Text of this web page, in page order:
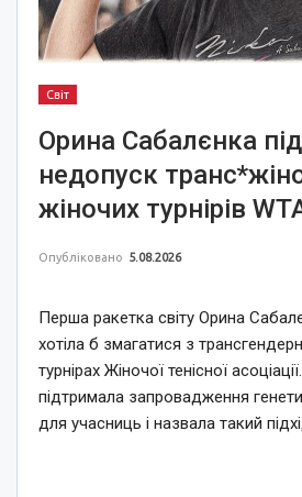
Світ
Орина Сабалєнка
недопуск
жіночих турнірів
Опубліковано 5.08.2026
Перша ракетка світу Орина
хотіла б змагатися з
турнірах Жіночої тенісної
підтримала запровадження
для учасниць і назвала такий